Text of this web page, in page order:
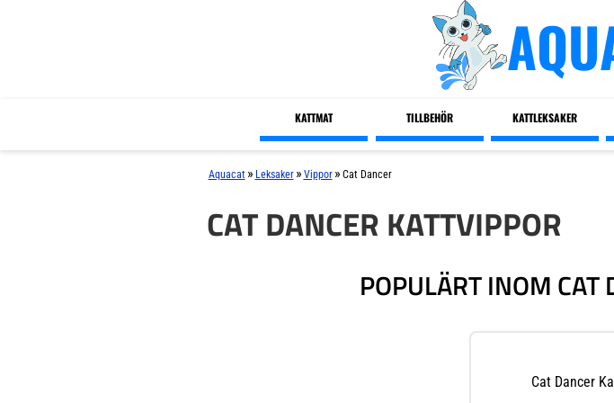
KATTMAT TILLBEHÖR KATTLEKSAKER
Aquacat » Leksaker » Vippor » Cat Dancer
CAT DANCER KATTVIPPOR
POPULÄRT INOM CAT
Cat Dancer